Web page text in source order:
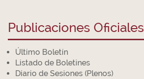
Publicaciones Oficiales
Último Boletín
Listado de Boletines
Diario de Sesiones (Plenos)